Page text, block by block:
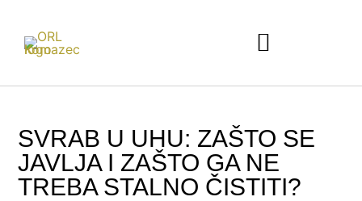
SVRAB U UHU: ZAŠTO SE
JAVLJA I ZAŠTO GA NE
TREBA STALNO ČISTITI?